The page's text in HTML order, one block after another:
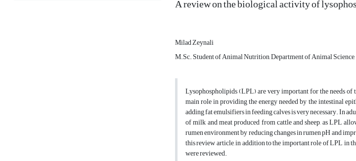
A review on the biological activity of
Milad Zeynali
M.Sc. Student of Animal Nutrition, Department of Animal
Lysophospholipids (LPL) are very important for the needs of
main role in providing the energy needed by the intestinal
adding fat emulsifiers in feeding calves is very necessary. In
of milk and meat produced from cattle and sheep, as LPL
rumen environment by reducing changes in rumen pH and
this review article, in addition to the important role of LPL in
were reviewed.